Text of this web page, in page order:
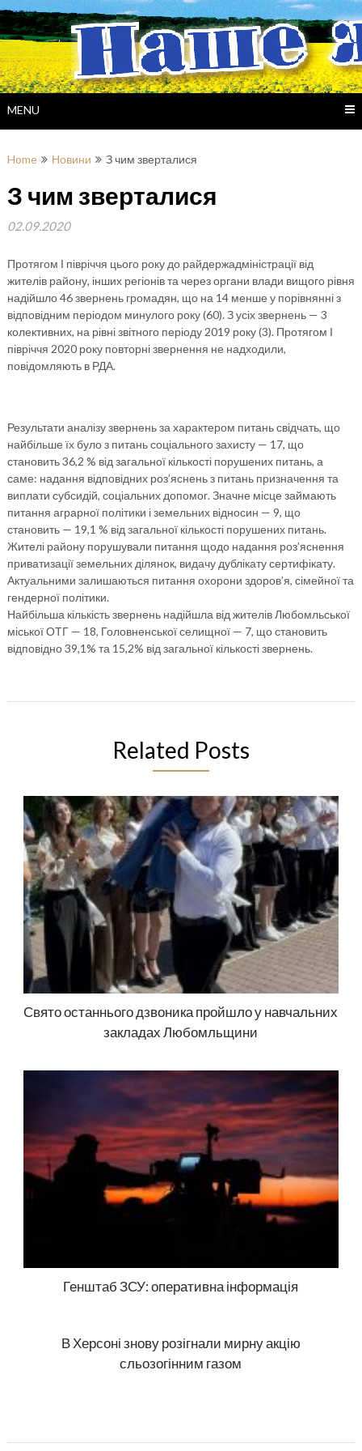
Skip
to
content
MENU
Home Новини З чим зверталися
З чим зверталися
02.09.2020
Протягом І півріччя цього року до райдержадміністрації від
жителів району, інших регіонів та через органи влади вищого рівня
надійшло 46 звернень громадян, що на 14 менше у порівнянні з
відповідним періодом минулого року (60). З усіх звернень — 3
колективних, на рівні звітного періоду 2019 року (3). Протягом І
півріччя 2020 року повторні звернення не надходили,
повідомляють в РДА.
Результати аналізу звернень за характером питань свідчать, що
найбільше їх було з питань соціального захисту — 17, що
становить 36,2 % від загальної кількості порушених питань, а
саме: надання відповідних роз’яснень з питань призначення та
виплати субсидій, соціальних допомог. Значне місце займають
питання аграрної політики і земельних відносин — 9, що
становить — 19,1 % від загальної кількості порушених питань.
Жителі району порушували питання щодо надання роз’яснення
приватизації земельних ділянок, видачу дублікату сертифікату.
Актуальними залишаються питання охорони здоров’я, сімейної та
гендерної політики.
Найбільша кількість звернень надійшла від жителів Любомльської
міської ОТГ — 18, Головненської селищної — 7, що становить
відповідно 39,1% та 15,2% від загальної кількості звернень.
Related Posts
Свято останнього дзвоника пройшло у навчальних
закладах Любомльщини
Генштаб ЗСУ: оперативна інформація
В Херсоні знову розігнали мирну акцію
сльозогінним газом